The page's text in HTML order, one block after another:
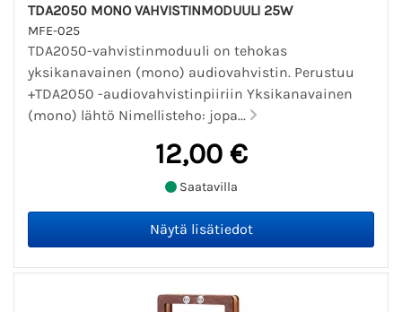
TDA2050 MONO VAHVISTINMODUULI 25W
MFE-025
TDA2050-vahvistinmoduuli on tehokas
yksikanavainen (mono) audiovahvistin. Perustuu
+TDA2050 -audiovahvistinpiiriin Yksikanavainen
(mono) lähtö Nimellisteho: jopa...
12,00 €
Saatavilla